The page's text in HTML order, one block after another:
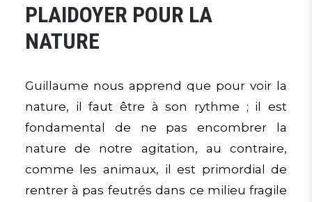
PLAIDOYER POUR LA
NATURE
Guillaume nous apprend que pour voir la
nature, il faut être à son rythme ; il est
fondamental de ne pas encombrer la
nature de notre agitation, au contraire,
comme les animaux, il est primordial de
rentrer à pas feutrés dans ce milieu fragile